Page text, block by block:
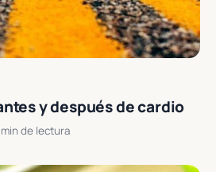
y después de cardio
min de lectura